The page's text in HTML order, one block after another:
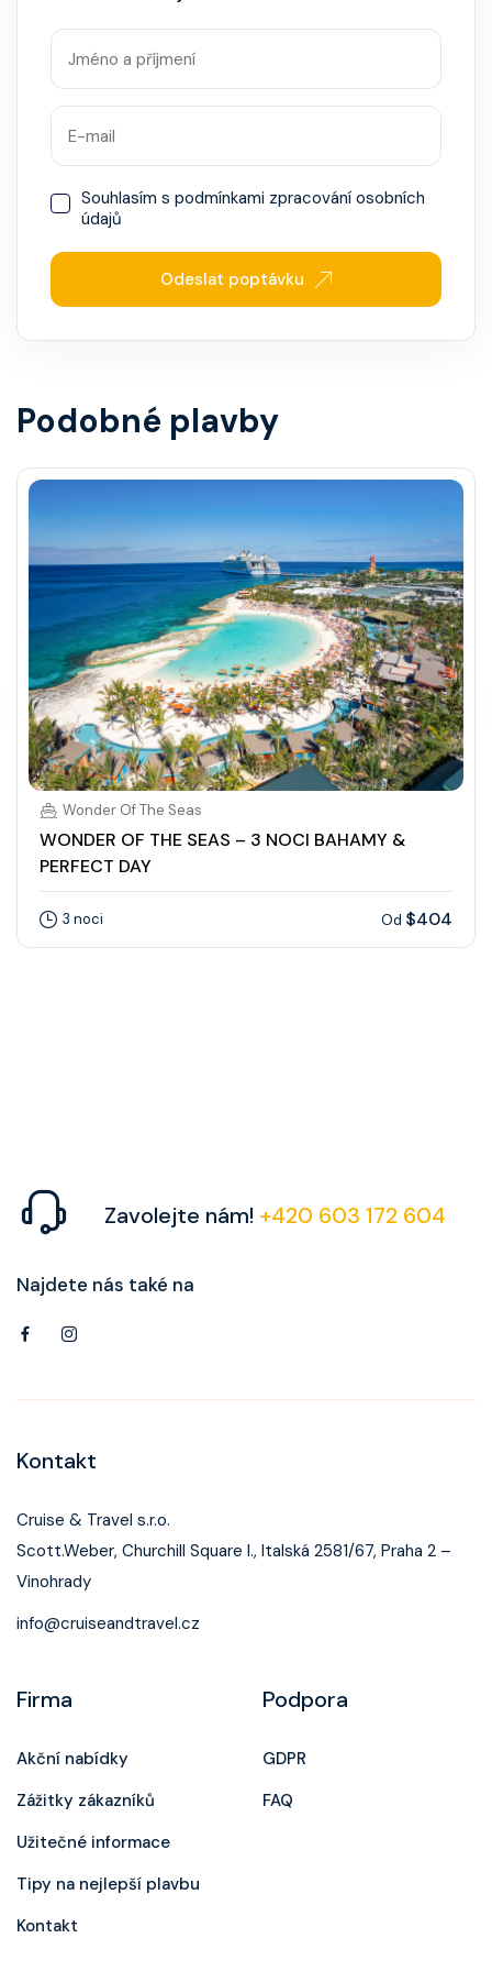
Souhlasím s podmínkami zpracování osobních
údajů
Odeslat poptávku
Podobné plavby
Wonder Of The Seas
WONDER OF THE SEAS – 3 NOCI BAHAMY &
PERFECT DAY
3 noci Od $404
Zavolejte nám! +420 603 172 604
Najdete nás také na
Kontakt
Cruise & Travel s.r.o.
Scott.Weber, Churchill Square I., Italská 2581/67, Praha 2 –
Vinohrady
info@cruiseandtravel.cz
Firma
Akční nabídky
Zážitky zákazníků
Užitečné informace
Tipy na nejlepší plavbu
Kontakt
Podpora
GDPR
FAQ